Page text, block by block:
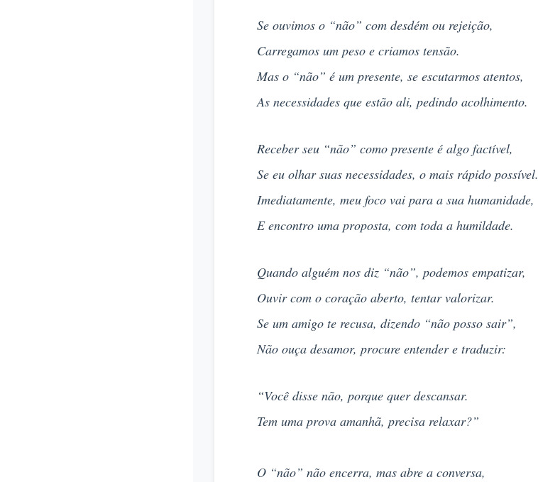
Se ouvimos o “não” com desdém ou rejeição,
Carregamos um peso e criamos tensão.
Mas o “não” é um presente, se escutarmos atentos,
As necessidades que estão ali, pedindo acolhimento.
Receber seu “não” como presente é algo factível,
Se eu olhar suas necessidades, o mais rápido possível.
Imediatamente, meu foco vai para a sua humanidade,
E encontro uma proposta, com toda a humildade.
Quando alguém nos diz “não”, podemos empatizar,
Ouvir com o coração aberto, tentar valorizar.
Se um amigo te recusa, dizendo “não posso sair”,
Não ouça desamor, procure entender e traduzir:
“Você disse não, porque quer descansar.
Tem uma prova amanhã, precisa relaxar?”
O “não” não encerra, mas abre a conversa,